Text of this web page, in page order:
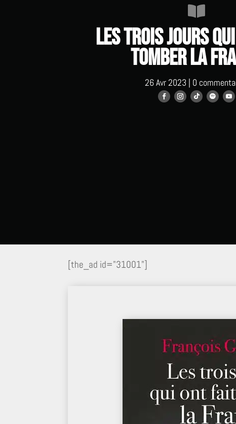

Les trois jours
tomber la
26 Avr 2023 | 0
[the_ad id="31001"]